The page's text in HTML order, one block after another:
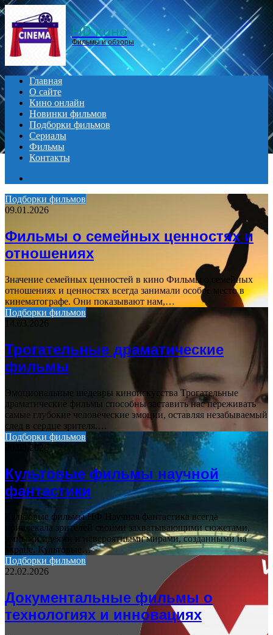
Menu
HD кино
Фильмы и обзоры
Главная
О сайте
Кино онлайн
Новинки фильмов
Подборки фильмов
Сериалы
Фильмы
Контакты
Подборки фильмов
09.01.2026
Фильмы о семейных ценностях и
отношениях
Значение семейных ценностей в кино Фильмы о семейных
отношениях и ценностях всегда занимали особое место в
кинематографе. Они показывают нам,…
Подборки фильмов
14.03.2026
Трогательные драматические
фильмы
Эмоциональные шедевры киноискусства Трогательные
драматические фильмы способны заставить нас переживать
самые глубокие человеческие эмоции, оставляя незабываемый
след в сердце зрителя.…
Подборки фильмов
20.03.2026
Культовые фильмы научной
фантастики
Культовые фильмы НФ Научная фантастика всегда
привлекала зрителей своими захватывающими сюжетами,
умными идеями и невероятными мирами, созданными на
экране. Культовые…
Подборки фильмов
22.02.2026
Документальные фильмы о
технологиях и инновациях